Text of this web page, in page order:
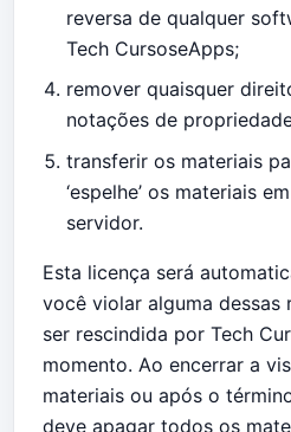
reversa de qualquer
Tech CursoseApps;
remover quaisquer
notações de
transferir os materiais
‘espelhe’ os materiais
servidor.
Esta licença será
você violar alguma dessas
ser rescindida por Tech
momento. Ao encerrar a
materiais ou após o
deve apagar todos os